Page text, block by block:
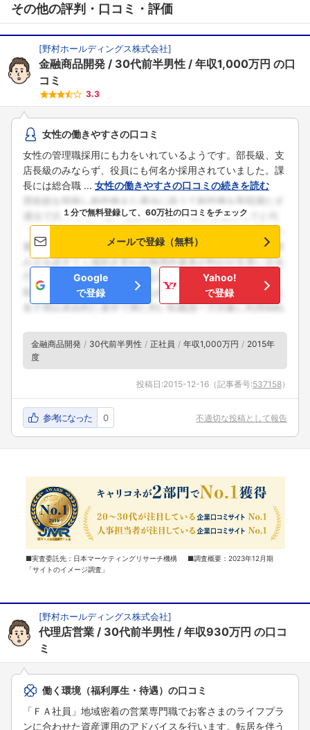
その他の評判・口コミ・評価
[野村ホールディングス株式会社]
金融商品開発 30代前半男性 年収1,000万円 の口
コミ
3.3
女性の働きやすさの口コミ
女性の管理職採用にも力をいれているようです。部長級、支
店長級のみならず、役員にも何名か採用されていました。課
長には総合職 ... 女性の働きやすさの口コミの続きを読む
１分で無料登録して、60万社の口コミをチェック
メールで登録（無料）
Google
で登録
Yahoo!
で登録
金融商品開発 30代前半男性 正社員 年収1,000万円
2015年
度
投稿日:2015-12-16 （記事番号:537158）
参考になった 0 不適切な投稿として報告
■実査委託先：日本マーケティングリサーチ機構 ■調査概要：2023年12月期
「サイトのイメージ調査」
[野村ホールディングス株式会社]
代理店営業 30代前半男性 年収930万円 の口コ
ミ
働く環境（福利厚生・待遇）の口コミ
「ＦＡ社員」地域密着の営業専門職でお客さまのライフプラ
ンに合わせた資産運用のアドバイスを行います。転居を伴う